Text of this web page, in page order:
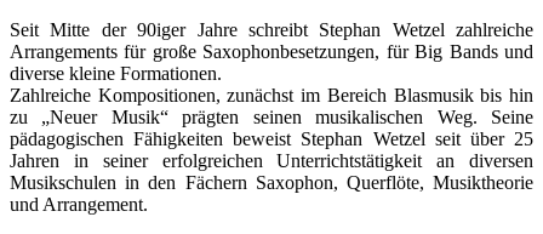
Seit Mitte der 90iger Jahre schreibt Stephan Wetzel zahlreiche
Arrangements für große Saxophonbesetzungen, für Big Bands und
diverse kleine Formationen.
Zahlreiche Kompositionen, zunächst im Bereich Blasmusik bis hin
zu „Neuer Musik“ prägten seinen musikalischen Weg. Seine
pädagogischen Fähigkeiten beweist Stephan Wetzel seit über 25
Jahren in seiner erfolgreichen Unterrichtstätigkeit an diversen
Musikschulen in den Fächern Saxophon, Querflöte, Musiktheorie
und Arrangement.